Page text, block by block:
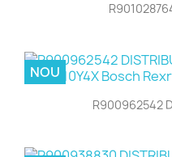
R900962542
NOU